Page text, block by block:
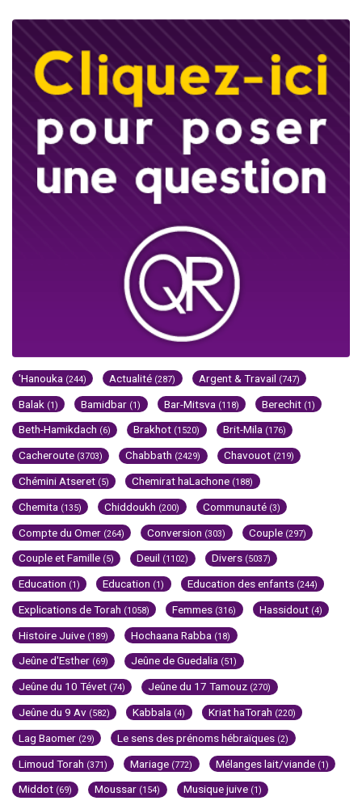
'Hanouka (244) Actualité (287) Argent & Travail (747)
Balak (1) Bamidbar (1) Bar-Mitsva (118) Berechit (1)
Beth-Hamikdach (6) Brakhot (1520) Brit-Mila (176)
Cacheroute (3703) Chabbath (2429) Chavouot (219)
Chémini Atseret (5) Chemirat haLachone (188)
Chemita (135) Chiddoukh (200) Communauté (3)
Compte du Omer (264) Conversion (303) Couple (297)
Couple et Famille (5) Deuil (1102) Divers (5037)
Education (1) Education (1) Education des enfants (244)
Explications de Torah (1058) Femmes (316) Hassidout (4)
Histoire Juive (189) Hochaana Rabba (18)
Jeûne d'Esther (69) Jeûne de Guedalia (51)
Jeûne du 10 Tévet (74) Jeûne du 17 Tamouz (270)
Jeûne du 9 Av (582) Kabbala (4) Kriat haTorah (220)
Lag Baomer (29) Le sens des prénoms hébraïques (2)
Limoud Torah (371) Mariage (772) Mélanges lait/viande (1)
Middot (69) Moussar (154) Musique juive (1)